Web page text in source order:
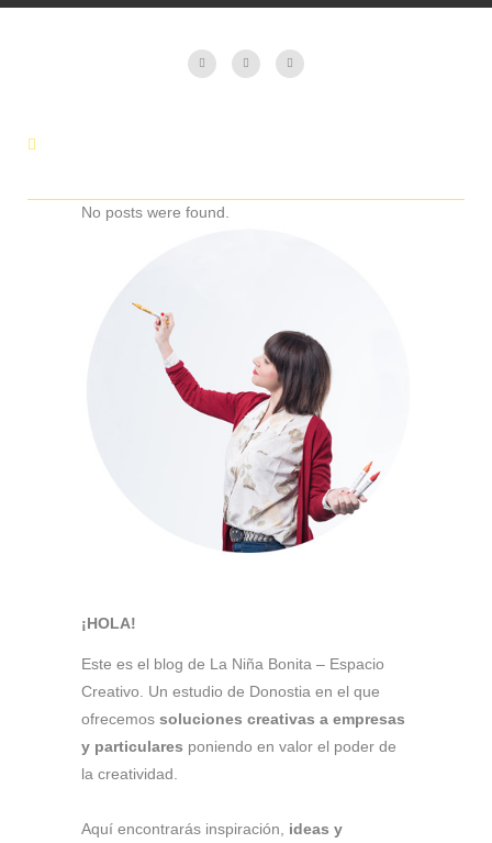
No posts were found.
¡HOLA!
Este es el blog de La Niña Bonita – Espacio
Creativo. Un estudio de Donostia en el que
ofrecemos soluciones creativas a empresas
y particulares poniendo en valor el poder de
la creatividad.
Aquí encontrarás inspiración,
ideas y